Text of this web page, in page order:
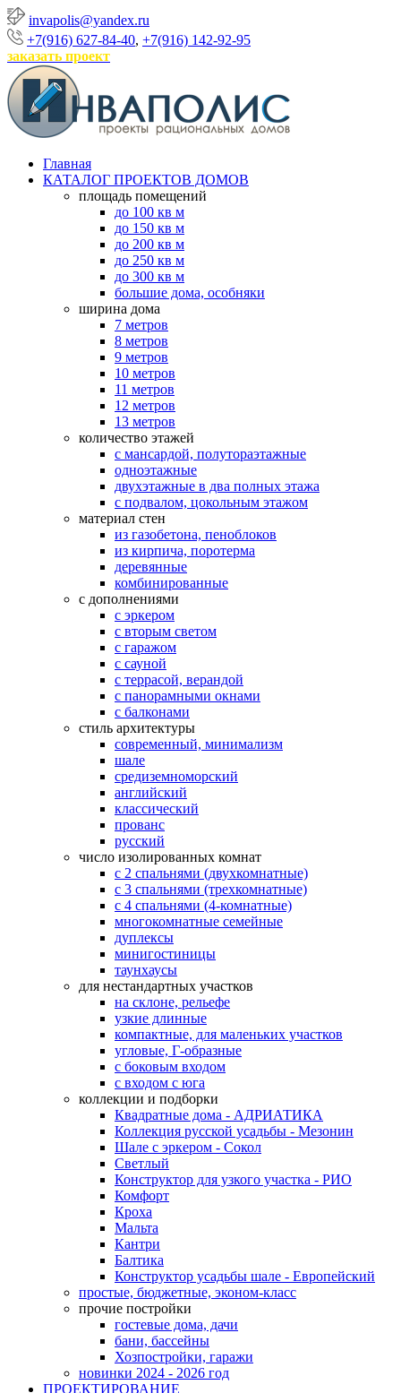
invapolis@yandex.ru
+7(916) 627-84-40, +7(916) 142-92-95
заказать проект
Главная
КАТАЛОГ ПРОЕКТОВ ДОМОВ
площадь помещений
до 100 кв м
до 150 кв м
до 200 кв м
до 250 кв м
до 300 кв м
большие дома, особняки
ширина дома
7 метров
8 метров
9 метров
10 метров
11 метров
12 метров
13 метров
количество этажей
с мансардой, полутораэтажные
одноэтажные
двухэтажные в два полных этажа
с подвалом, цокольным этажом
материал стен
из газобетона, пеноблоков
из кирпича, поротерма
деревянные
комбинированные
с дополнениями
с эркером
с вторым светом
с гаражом
с сауной
с террасой, верандой
с панорамными окнами
с балконами
стиль архитектуры
современный, минимализм
шале
средиземноморский
английский
классический
прованс
русский
число изолированных комнат
с 2 спальнями (двухкомнатные)
с 3 спальнями (трехкомнатные)
с 4 спальнями (4-комнатные)
многокомнатные семейные
дуплексы
минигостиницы
таунхаусы
для нестандартных участков
на склоне, рельефе
узкие длинные
компактные, для маленьких участков
угловые, Г-образные
с боковым входом
с входом с юга
коллекции и подборки
Квадратные дома - АДРИАТИКА
Коллекция русской усадьбы - Мезонин
Шале с эркером - Сокол
Светлый
Конструктор для узкого участка - РИО
Комфорт
Кроха
Мальта
Кантри
Балтика
Конструктор усадьбы шале - Европейский
простые, бюджетные, эконом-класс
прочие постройки
гостевые дома, дачи
бани, бассейны
Хозпостройки, гаражи
новинки 2024 - 2026 год
ПРОЕКТИРОВАНИЕ